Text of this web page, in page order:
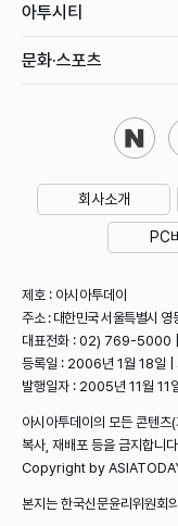
아투시티
문화·스포츠
회사소개
PC
제호 : 아시아투데이
주소 : 대한민국 서울특별시
대표전화 : 02) 769-5000 |
등록일 : 2006년 1월 18일 |
발행일자 : 2005년 11월 11
아시아투데이의 모든 콘텐츠
복사, 재배포 등을 금지합니
Copyright by
본지는 한국신문윤리위원회